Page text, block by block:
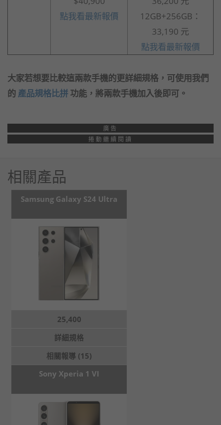
點我看最新報價
12GB+256GB：
33,190 元
點我看最新報價
大家若想要比較這兩款手機的更詳細規格，可使用我們
的 產品規格比拼 功能，將兩款手機加入後即可。
廣告
捲動繼續閱讀
相關產品
Samsung Galaxy S24 Ultra
25,400
詳細規格
相關報導 (15)
Sony Xperia 1 VI